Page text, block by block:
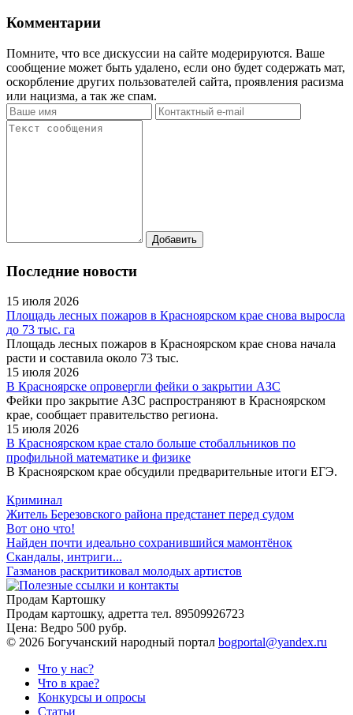
Комментарии
Помните, что все дискуссии на сайте модерируются. Ваше
сообщение может быть удалено, если оно будет содержать мат,
оскорбление других пользователей сайта, проявления расизма
или нацизма, а так же спам.
Последние новости
15 июля 2026
Площадь лесных пожаров в Красноярском крае снова выросла
до 73 тыс. га
Площадь лесных пожаров в Красноярском крае снова начала
расти и составила около 73 тыс.
15 июля 2026
В Красноярске опровергли фейки о закрытии АЗС
Фейки про закрытие АЗС распространяют в Красноярском
крае, сообщает правительство региона.
15 июля 2026
В Красноярском крае стало больше стобалльников по
профильной математике и физике
В Красноярском крае обсудили предварительные итоги ЕГЭ.
Криминал
Житель Березовского района предстанет перед судом
Вот оно что!
Найден почти идеально сохранившийся мамонтёнок
Скандалы, интриги...
Газманов раскритиковал молодых артистов
Продам Картошку
Продам картошку, адретта тел. 89509926723
Цена: Ведро 500 рубр.
© 2026 Богучанский народный портал bogportal@yandex.ru
Что у нас?
Что в крае?
Конкурсы и опросы
Статьи